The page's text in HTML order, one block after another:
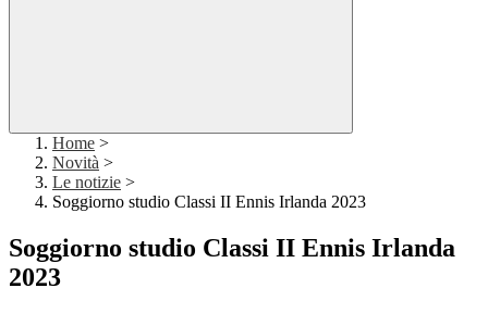
Home >
Novità >
Le notizie >
Soggiorno studio Classi II Ennis Irlanda 2023
Soggiorno studio Classi II Ennis Irlanda
2023